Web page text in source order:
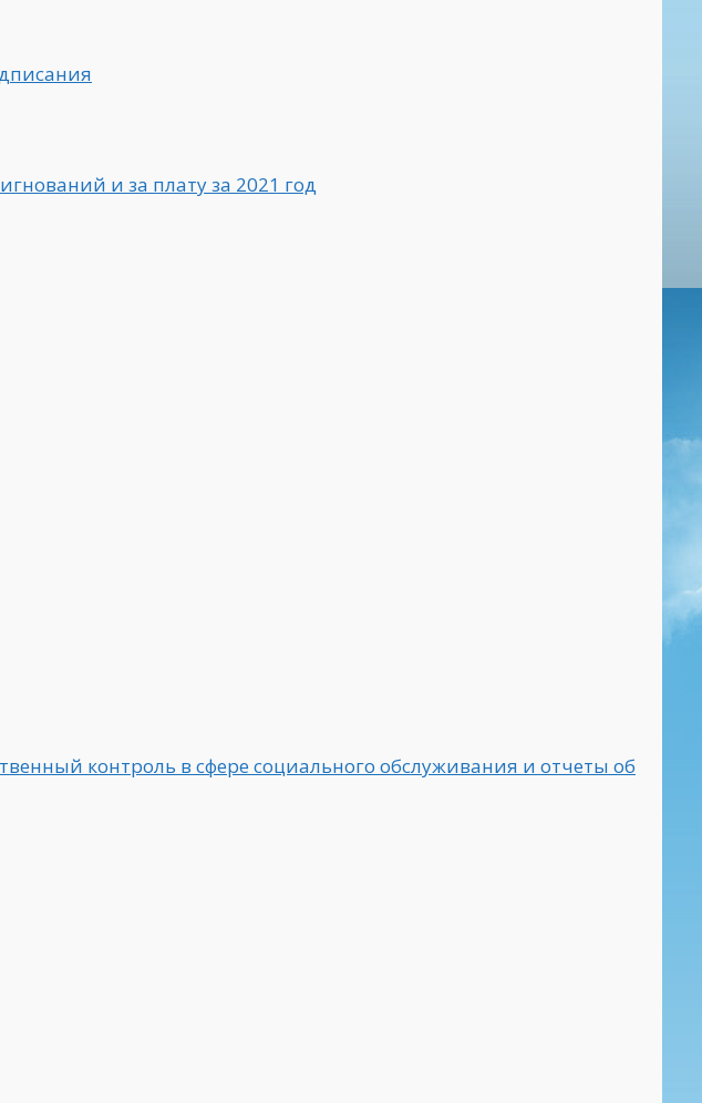
и за плату за 2021 год
контроль в сфере социального обслуживания и отчеты об